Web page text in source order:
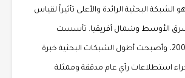
هو الشبكة البحثية الرائدة والأعلى تأثيراً لقياس
الأوسط وشمال أفريقيا. تأسست
الشبكة في عام 2006، وأصبحت أطول الشبكات البحثية خبرة
استطلاعات رأي عام مدققة وممثلة